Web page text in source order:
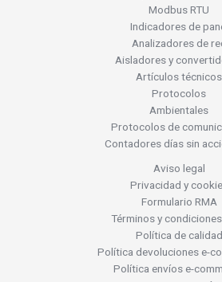
Modbus RTU
Indicadores de
Analizadores de
Aisladores y
Artículos técnicos
Protocolos
Ambientales
Protocolos de
Contadores días sin
Aviso legal
Privacidad y
Formulario RMA
Términos y
Política de calidad
Política devoluciones e-
Política envíos e-